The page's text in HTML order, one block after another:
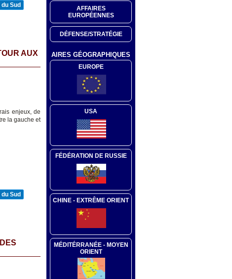
Sud
AUX
enjeux, de
la gauche et
Sud
AFFAIRES
EUROPÉENNES
DÉFENSE/STRATÉGIE
AIRES GÉOGRAPHIQUES
EUROPE
USA
FÉDÉRATION DE RUSSIE
CHINE - EXTRÊME ORIENT
MÉDITÉRRANÉE - MOYEN
ORIENT